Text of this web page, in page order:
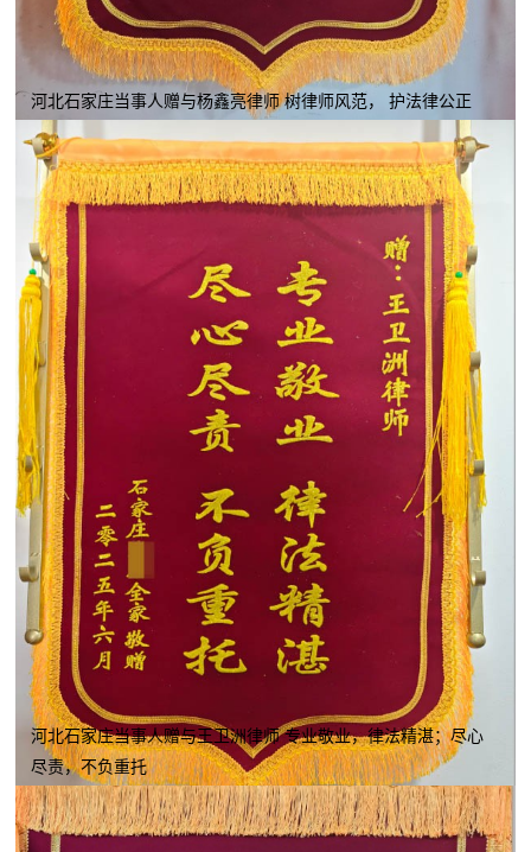
河北石家庄当事人赠与杨鑫亮律师 树律师风范， 护法律公正
河北石家庄当事人赠与王卫洲律师 专业敬业，律法精湛；尽心
尽责，不负重托